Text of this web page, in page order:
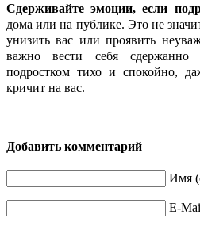
Сдерживайте эмоции, если
дома или на публике. Это не
унизить вас или проявить
важно вести себя
подростком тихо и спокойно,
кричит на вас.
Добавить комментарий
Имя
E-